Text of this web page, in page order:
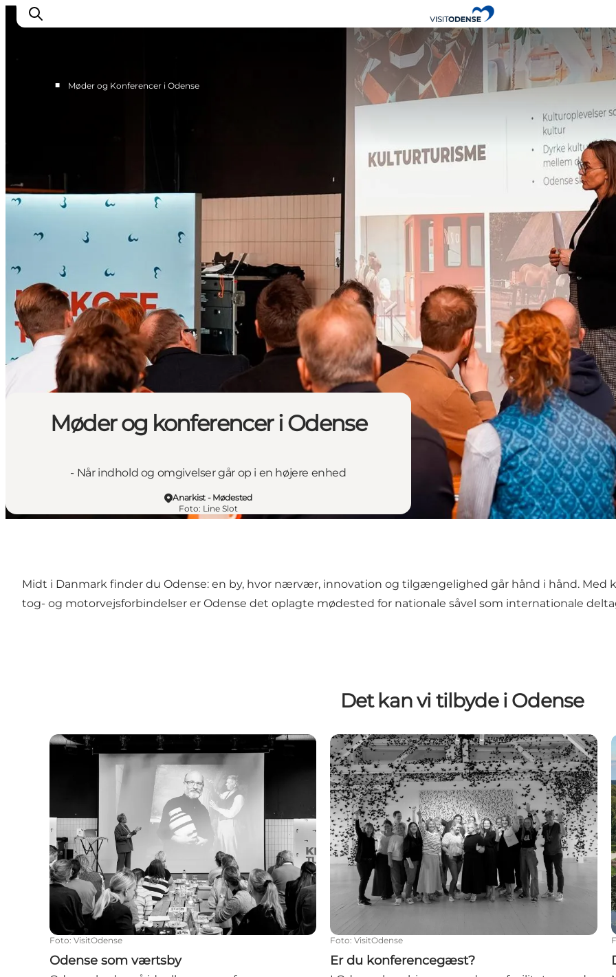
■ Møder og Konferencer i Odense
Møder og konferencer i Odense
- Når indhold og omgivelser går op i en højere enhed
Anarkist - Mødested
Foto: Line Slot
Midt i Danmark finder du Odense: en by, hvor nærvær, innovation og tilgængelighed går hånd i hånd. Med
tog- og motorvejsforbindelser er Odense det oplagte mødested for nationale såvel som internationale
Det kan vi tilbyde i Odense
Odense som værtsby
Foto: VisitOdense
Odense som værtsby
Er du konferencegæst?
Foto: VisitOdense
Er du konferencegæst?